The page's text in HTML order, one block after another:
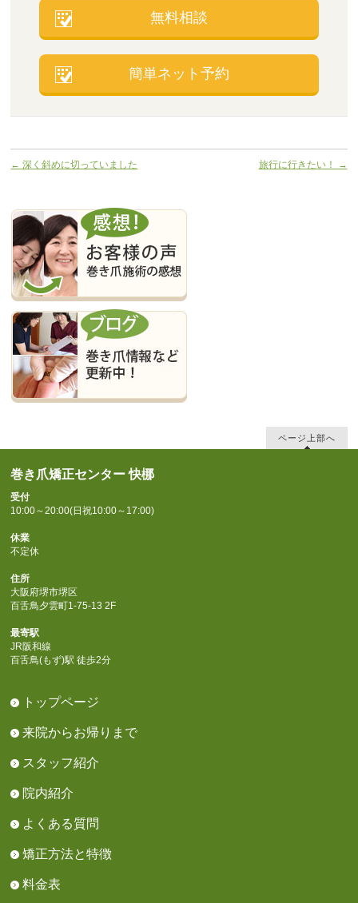
無料相談
簡単ネット予約
← 深く斜めに切っていました 旅行に行きたい！ →
ページ上部へ
巻き爪矯正センター 快梛
受付
10:00～20:00(日祝10:00～17:00)
休業
不定休
住所
大阪府堺市堺区
百舌鳥夕雲町1-75-13 2F
最寄駅
JR阪和線
百舌鳥(もず)駅 徒歩2分
トップページ
来院からお帰りまで
スタッフ紹介
院内紹介
よくある質問
矯正方法と特徴
料金表